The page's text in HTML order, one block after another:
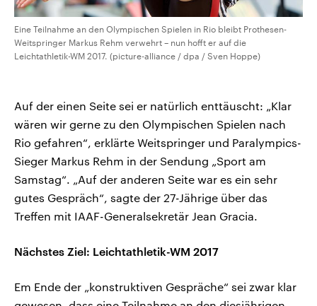
Eine Teilnahme an den Olympischen Spielen in Rio bleibt Prothesen-
Weitspringer Markus Rehm verwehrt – nun hofft er auf die
Leichtathletik-WM 2017. (picture-alliance / dpa / Sven Hoppe)
Auf der einen Seite sei er natürlich enttäuscht: „Klar
wären wir gerne zu den Olympischen Spielen nach
Rio gefahren“, erklärte Weitspringer und Paralympics-
Sieger Markus Rehm in der Sendung „Sport am
Samstag“. „Auf der anderen Seite war es ein sehr
gutes Gespräch“, sagte der 27-Jährige über das
Treffen mit IAAF-Generalsekretär Jean Gracia.
Nächstes Ziel: Leichtathletik-WM 2017
Em Ende der „konstruktiven Gespräche“ sei zwar klar